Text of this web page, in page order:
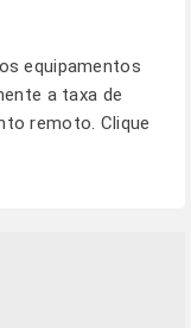
equipamentos
a taxa de
remoto. Clique